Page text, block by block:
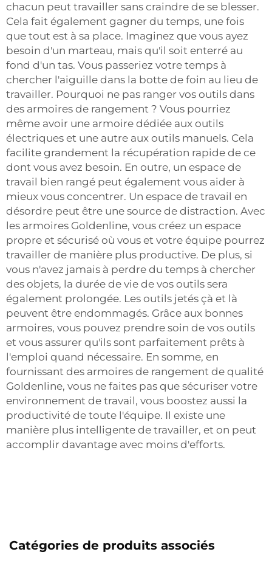
chacun peut travailler sans craindre de se blesser.
Cela fait également gagner du temps, une fois
que tout est à sa place. Imaginez que vous ayez
besoin d'un marteau, mais qu'il soit enterré au
fond d'un tas. Vous passeriez votre temps à
chercher l'aiguille dans la botte de foin au lieu de
travailler. Pourquoi ne pas ranger vos outils dans
des armoires de rangement ? Vous pourriez
même avoir une armoire dédiée aux outils
électriques et une autre aux outils manuels. Cela
facilite grandement la récupération rapide de ce
dont vous avez besoin. En outre, un espace de
travail bien rangé peut également vous aider à
mieux vous concentrer. Un espace de travail en
désordre peut être une source de distraction. Avec
les armoires Goldenline, vous créez un espace
propre et sécurisé où vous et votre équipe pourrez
travailler de manière plus productive. De plus, si
vous n'avez jamais à perdre du temps à chercher
des objets, la durée de vie de vos outils sera
également prolongée. Les outils jetés çà et là
peuvent être endommagés. Grâce aux bonnes
armoires, vous pouvez prendre soin de vos outils
et vous assurer qu'ils sont parfaitement prêts à
l'emploi quand nécessaire. En somme, en
fournissant des armoires de rangement de qualité
Goldenline, vous ne faites pas que sécuriser votre
environnement de travail, vous boostez aussi la
productivité de toute l'équipe. Il existe une
manière plus intelligente de travailler, et on peut
accomplir davantage avec moins d'efforts.
Catégories de produits associés